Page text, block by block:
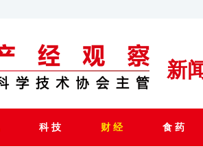
新
科 技 财 经 食 药